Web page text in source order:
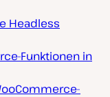
Headless
Funktionen in